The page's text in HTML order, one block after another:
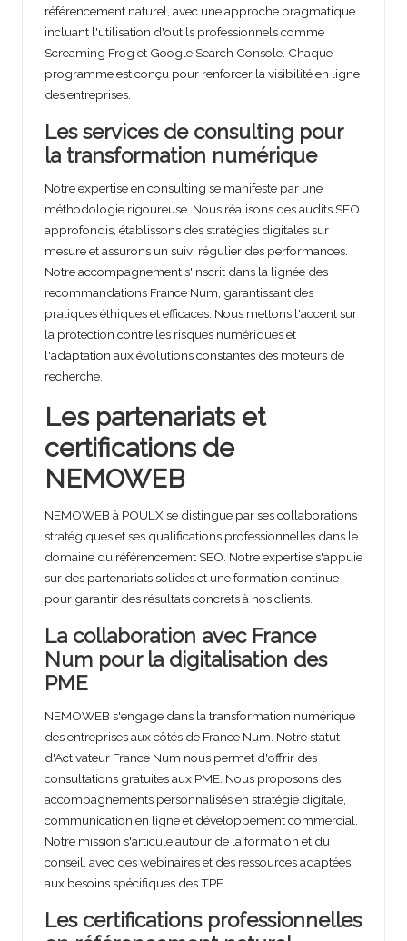
référencement naturel, avec une approche pragmatique
incluant l'utilisation d'outils professionnels comme
Screaming Frog et Google Search Console. Chaque
programme est conçu pour renforcer la visibilité en ligne
des entreprises.
Les services de consulting pour
la transformation numérique
Notre expertise en consulting se manifeste par une
méthodologie rigoureuse. Nous réalisons des audits SEO
approfondis, établissons des stratégies digitales sur
mesure et assurons un suivi régulier des performances.
Notre accompagnement s'inscrit dans la lignée des
recommandations France Num, garantissant des
pratiques éthiques et efficaces. Nous mettons l'accent sur
la protection contre les risques numériques et
l'adaptation aux évolutions constantes des moteurs de
recherche.
Les partenariats et
certifications de
NEMOWEB
NEMOWEB à POULX se distingue par ses collaborations
stratégiques et ses qualifications professionnelles dans le
domaine du référencement SEO. Notre expertise s'appuie
sur des partenariats solides et une formation continue
pour garantir des résultats concrets à nos clients.
La collaboration avec France
Num pour la digitalisation des
PME
NEMOWEB s'engage dans la transformation numérique
des entreprises aux côtés de France Num. Notre statut
d'Activateur France Num nous permet d'offrir des
consultations gratuites aux PME. Nous proposons des
accompagnements personnalisés en stratégie digitale,
communication en ligne et développement commercial.
Notre mission s'articule autour de la formation et du
conseil, avec des webinaires et des ressources adaptées
aux besoins spécifiques des TPE.
Les certifications professionnelles